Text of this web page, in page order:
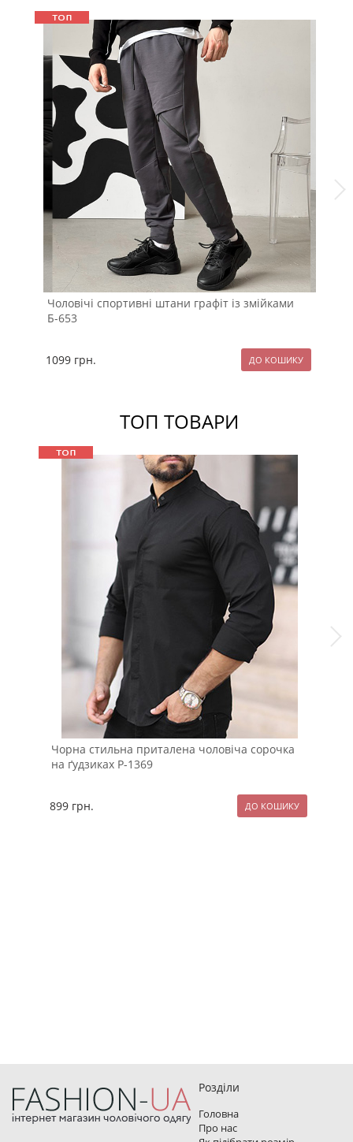
Чоловічі спортивні штани графіт із змійками
Б-653
1099 грн.
ТОП ТОВАРИ
Чорна стильна приталена чоловіча сорочка
на ґудзиках Р-1369
899 грн.
Розділи
Головна
Про нас